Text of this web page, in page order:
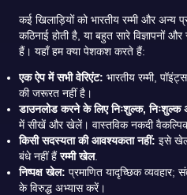
कई खिलाड़ियों को भारतीय रम्मी और अन्य
कठिनाई होती है, या बहुत सारे विज्ञापनों
हैं। यहाँ हम क्या पेशकश करते हैं:
एक ऐप में सभी वेरिएंट: भारतीय रम्मी,
की जरूरत नहीं है।
डाउनलोड करने के लिए निःशुल्क, निःशुल्क
में सीखें और खेलें। वास्तविक नकदी
किसी सदस्यता की आवश्यकता नहीं: इसे
बंधे नहीं हैंरम्मी खेल.
निष्पक्ष खेल: प्रमाणित यादृच्छिक व्यवहार;
के विरुद्ध अभ्यास करें।